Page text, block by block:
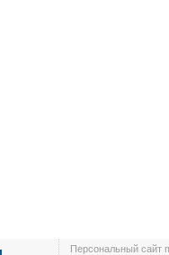
Персональный сайт